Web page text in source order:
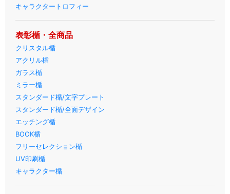
キャラクタートロフィー
表彰楯・全商品
クリスタル楯
アクリル楯
ガラス楯
ミラー楯
スタンダード楯/文字プレート
スタンダード楯/全面デザイン
エッチング楯
BOOK楯
フリーセレクション楯
UV印刷楯
キャラクター楯